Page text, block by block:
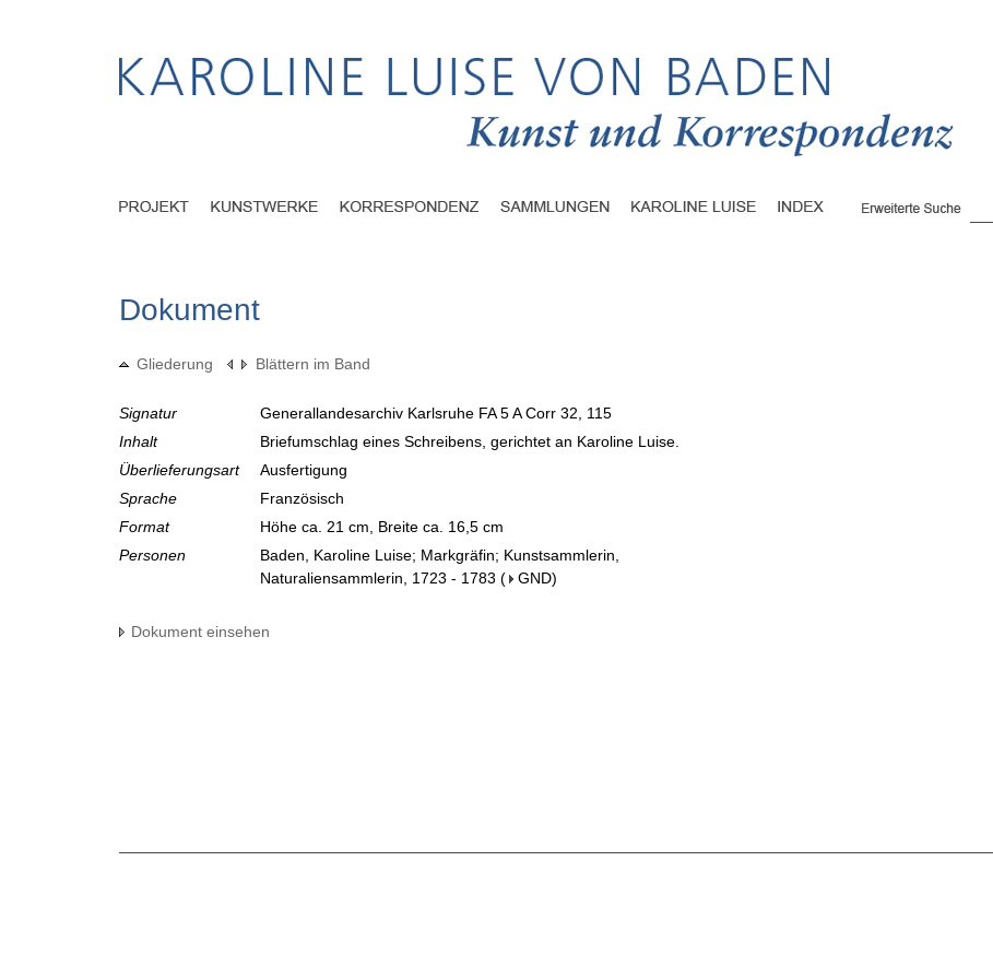
Dokument
Gliederung Blättern im Band
Signatur
Generallandesarchiv Karlsruhe FA 5 A Corr 32, 115
Inhalt
Briefumschlag eines Schreibens, gerichtet an Karoline Luise.
Überlieferungsart
Ausfertigung
Sprache
Französisch
Format
Höhe ca. 21 cm, Breite ca. 16,5 cm
Personen
Baden, Karoline Luise; Markgräfin; Kunstsammlerin,
Naturaliensammlerin, 1723 - 1783 ( GND)
Dokument einsehen